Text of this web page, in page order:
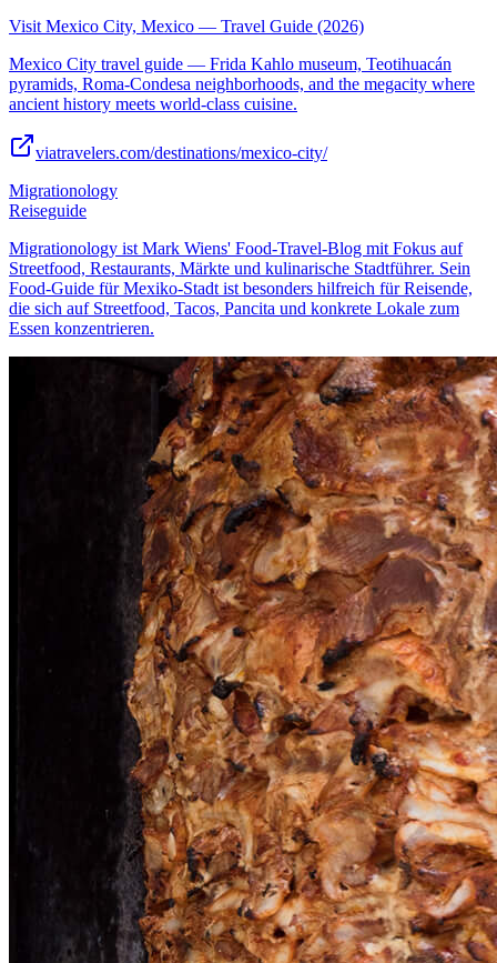
Visit Mexico City, Mexico — Travel Guide (2026)
Mexico City travel guide — Frida Kahlo museum, Teotihuacán
pyramids, Roma-Condesa neighborhoods, and the megacity where
ancient history meets world-class cuisine.
viatravelers.com/destinations/mexico-city/
Migrationology
Reiseguide
Migrationology ist Mark Wiens' Food-Travel-Blog mit Fokus auf
Streetfood, Restaurants, Märkte und kulinarische Stadtführer. Sein
Food-Guide für Mexiko-Stadt ist besonders hilfreich für Reisende,
die sich auf Streetfood, Tacos, Pancita und konkrete Lokale zum
Essen konzentrieren.